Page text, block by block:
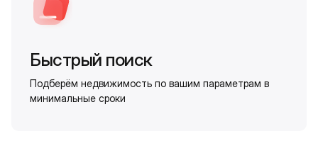
Быстрый поиск
Подберём недвижимость по вашим параметрам в
минимальные сроки